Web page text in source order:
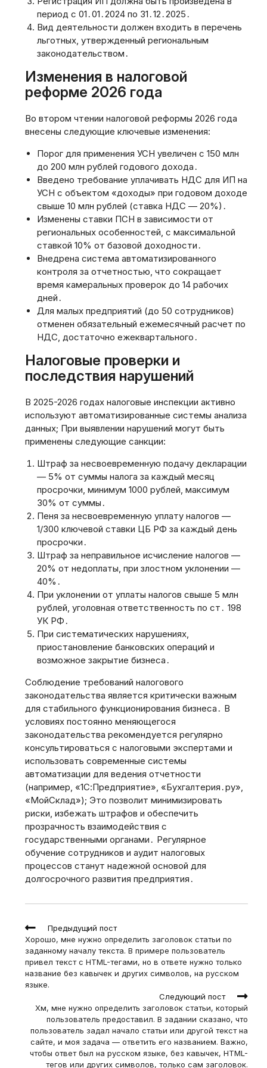
период с 01․01․2024 по 31․12․2025․
Вид деятельности должен входить в перечень
льготных, утвержденный региональным
законодательством․
Изменения в налоговой
реформе 2026 года
Во втором чтении налоговой реформы 2026 года
внесены следующие ключевые изменения:
Порог для применения УСН увеличен с 150 млн
до 200 млн рублей годового дохода․
Введено требование уплачивать НДС для ИП на
УСН с объектом «доходы» при годовом доходе
свыше 10 млн рублей (ставка НДС — 20%)․
Изменены ставки ПСН в зависимости от
региональных особенностей, с максимальной
ставкой 10% от базовой доходности․
Внедрена система автоматизированного
контроля за отчетностью, что сокращает
время камеральных проверок до 14 рабочих
дней․
Для малых предприятий (до 50 сотрудников)
отменен обязательный ежемесячный расчет по
НДС, достаточно ежеквартального․
Налоговые проверки и
последствия нарушений
В 2025-2026 годах налоговые инспекции активно
используют автоматизированные системы анализа
данных; При выявлении нарушений могут быть
применены следующие санкции:
Штраф за несвоевременную подачу декларации
— 5% от суммы налога за каждый месяц
просрочки, минимум 1000 рублей, максимум
30% от суммы․
Пеня за несвоевременную уплату налогов —
1/300 ключевой ставки ЦБ РФ за каждый день
просрочки․
Штраф за неправильное исчисление налогов —
20% от недоплаты, при злостном уклонении —
40%․
При уклонении от уплаты налогов свыше 5 млн
рублей, уголовная ответственность по ст․ 198
УК РФ․
При систематических нарушениях,
приостановление банковских операций и
возможное закрытие бизнеса․
Соблюдение требований налогового
законодательства является критически важным
для стабильного функционирования бизнеса․ В
условиях постоянно меняющегося
законодательства рекомендуется регулярно
консультироваться с налоговыми экспертами и
использовать современные системы
автоматизации для ведения отчетности
(например, «1С:Предприятие», «Бухгалтерия․ру»,
«МойСклад»); Это позволит минимизировать
риски, избежать штрафов и обеспечить
прозрачность взаимодействия с
государственными органами․ Регулярное
обучение сотрудников и аудит налоговых
процессов станут надежной основой для
долгосрочного развития предприятия․
Read
more
articles
Предыдущий пост
Хорошо, мне нужно определить заголовок статьи по
заданному началу текста. В примере пользователь
привел текст с HTML-тегами, но в ответе нужно только
название без кавычек и других символов, на русском
языке.
Следующий пост
Хм, мне нужно определить заголовок статьи, который
пользователь предоставил. В задании сказано, что
пользователь задал начало статьи или другой текст на
сайте, и моя задача — ответить его названием. Важно,
чтобы ответ был на русском языке, без кавычек, HTML-
тегов или других символов, только сам заголовок.